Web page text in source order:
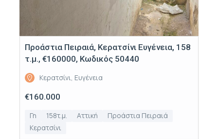
Προάστια Πειραιά, Κερατσίνι Ευγένεια, 158
τ.μ., €160000, Κωδικός 50440
Κερατσίνι, Ευγένεια
€160.000
Γη 158τ.μ. Αττική
Προάστια Πειραιά
Κερατσίνι